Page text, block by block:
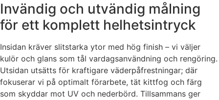
Invändig och utvändig målning
för ett komplett helhetsintryck
Insidan kräver slitstarka ytor med hög finish – vi väljer
kulör och glans som tål vardagsanvändning och rengöring.
Utsidan utsätts för kraftigare väderpåfrestningar; där
fokuserar vi på optimalt förarbete, tät kittfog och färg
som skyddar mot UV och nederbörd. Tillsammans ger